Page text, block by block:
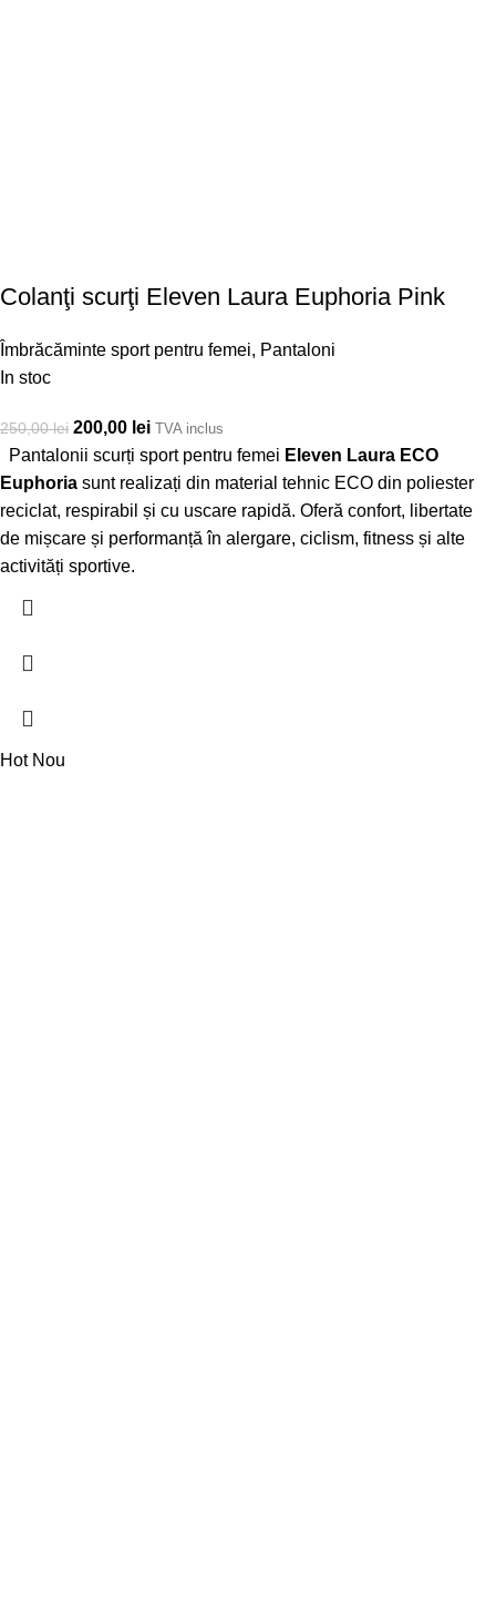
Colanţi scurţi Eleven Laura Euphoria Pink
Îmbrăcăminte sport pentru femei, Pantaloni
In stoc
250,00lei 200,00 lei TVA inclus
Pantalonii scurți sport pentru femei Eleven Laura ECO
Euphoria sunt realizați din material tehnic ECO din poliester
reciclat, respirabil și cu uscare rapidă. Oferă confort, libertate
de mișcare și performanță în alergare, ciclism, fitness și alte
activități sportive.
Hot Nou